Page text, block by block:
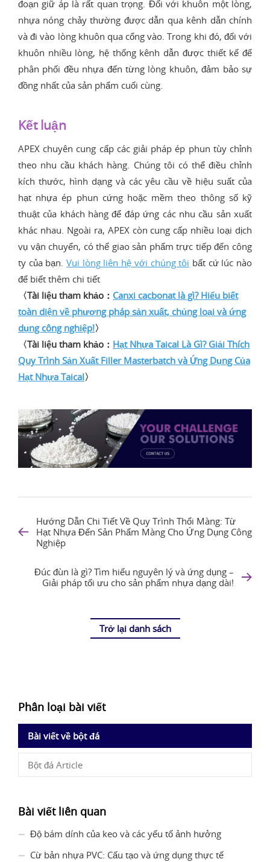
đoạn giữ áp là rất quan trọng. Đối với khuôn một lòng,
nhựa nóng chảy thường được dẫn qua kênh dẫn chính
và đi vào lòng khuôn qua cổng vào. Trong khi đó, đối với
khuôn nhiều lòng, hệ thống kênh dẫn được thiết kế để
phân phối đều nhựa đến từng lòng khuôn, đảm bảo sự
đồng nhất của sản phẩm cuối cùng.
Kết luận
APEX chuyên cung cấp các giải pháp ép phun tùy chỉnh
theo nhu cầu khách hàng. Chúng tôi có thể điều chỉnh
kích thước, hình dạng và các yêu cầu về hiệu suất của
hạt nhựa ép phun cứng hoặc mềm theo thông số kỹ
thuật của khách hàng để đáp ứng các nhu cầu sản xuất
khác nhau. Ngoài ra, APEX còn cung cấp nhiều loại dịch
vụ vận chuyển, có thể giao sản phẩm trực tiếp đến công
ty của bạn.Vui lòng liên hệ với chúng tôi bất cứ lúc nào
để biết thêm chi tiết
〈Tài liệu tham khảo： Canxi cacbonat là gì? Hiểu biết
toàn diện về phương pháp sản xuất, chủng loại và ứng
dụng công nghiệp!〉
〈Tài liệu tham khảo： Hạt Nhựa Taical Là Gì? Giải Thích
Quy Trình Sản Xuất Filler Masterbatch và Ứng Dụng Của
Hạt Nhựa Taical〉
Hướng Dẫn Chi Tiết Về Quy Trình Thổi Màng: Từ
Hạt Nhựa Đến Sản Phẩm Màng Cho Ứng Dụng Công
Nghiệp
Đúc đùn là gì? Tìm hiểu nguyên lý và ứng dụng –
Giải pháp tối ưu cho sản phẩm nhựa dạng dài!
Trở lại danh sách
Phân loại bài viết
Bài viết về bột đá
Bột đá Article
Bài viết liên quan
Độ bám dính của keo và các yếu tố ảnh hưởng
Cừ bản nhựa PVC: Cấu tạo và ứng dụng thực tế